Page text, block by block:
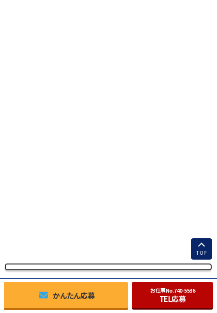
お仕事No.740-5536
TEL応募
かんたん応募
TOP